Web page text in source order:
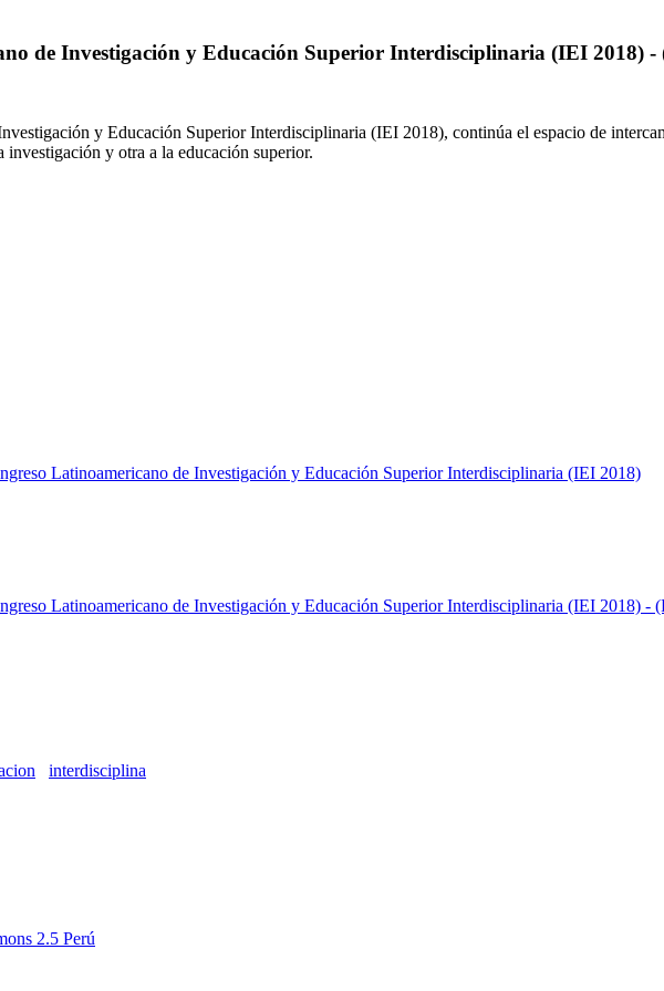
de Investigación y Educación Superior Interdisciplinaria (IEI 2018) -
y Educación Superior Interdisciplinaria (IEI 2018), continúa el espacio de
investigación y otra a la educación superior.
Latinoamericano de Investigación y Educación Superior Interdisciplinaria (IEI 2018)
Latinoamericano de Investigación y Educación Superior Interdisciplinaria (IEI 2018) -
interdisciplina
2.5 Perú